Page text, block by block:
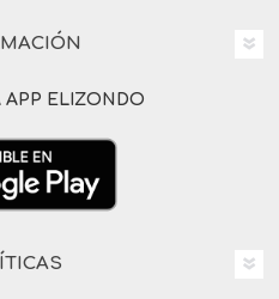
APP ELIZONDO